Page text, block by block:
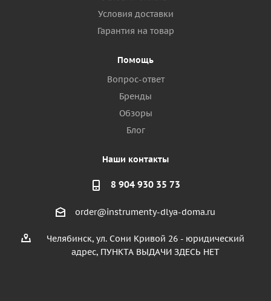
Условия доставки
Гарантия на товар
Помощь
Вопрос-ответ
Бренды
Обзоры
Блог
Наши контакты
8 904 930 35 73
order@instrumenty-dlya-doma.ru
Челябинск, ул. Сони Кривой 26 - юридический
адрес, ПУНКТА ВЫДАЧИ ЗДЕСЬ НЕТ